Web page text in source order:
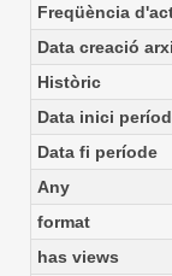
Freqüència
Data creació
Històric
Data inici
Data fi període
Any
format
has views